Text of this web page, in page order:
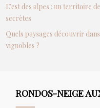
L’est des alpes : un territoire
secrètes
Quels paysages découvrir
vignobles ?
RONDOS-NEIGE